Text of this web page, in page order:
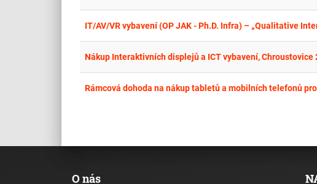
IT/AV/VR vybavení (OP JAK - Ph.D. Infra) – „Qualitative
Nákup Interaktivních displejů a ICT vybavení, Chroustovice
Rámcová dohoda na nákup tabletů a mobilních telefonů
O nás